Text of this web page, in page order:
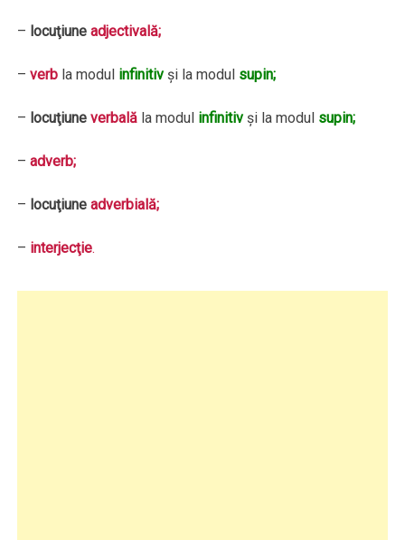
– locuţiuneadjectivală;
–verb la modul infinitiv şi la modul supin;
– locuţiuneverbală la modul infinitiv şi la modul supin;
–adverb;
– locuţiuneadverbială;
– interjecţie.